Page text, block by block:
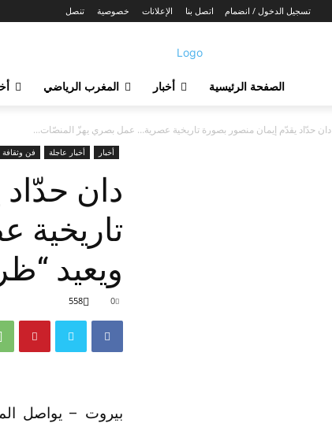
تسجيل الدخول / انضمام تنصل خصوصية الإعلانات اتصل بنا
الصفحة الرئيسية أخبار المغرب الرياضي
دان حدّاد يقدّم إيمان منصور بصورة تاريخية عصرية… عمل بصري يهزّ المنصّات...
أخبار أخبار عاجلة فن وثقافة
دان
ويعيد
0
558
بيروت – يواصل